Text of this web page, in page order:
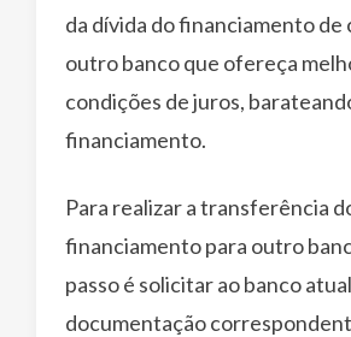
da dívida do financiamento de
outro banco que ofereça
condições de juros,
financiamento.
Para realizar a transferência
financiamento para outro
passo é solicitar ao banco
documentação